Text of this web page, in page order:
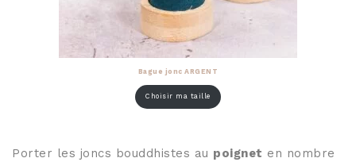
Bague jonc ARGENT
Choisir ma taille
Porter les joncs bouddhistes au poignet en nombre